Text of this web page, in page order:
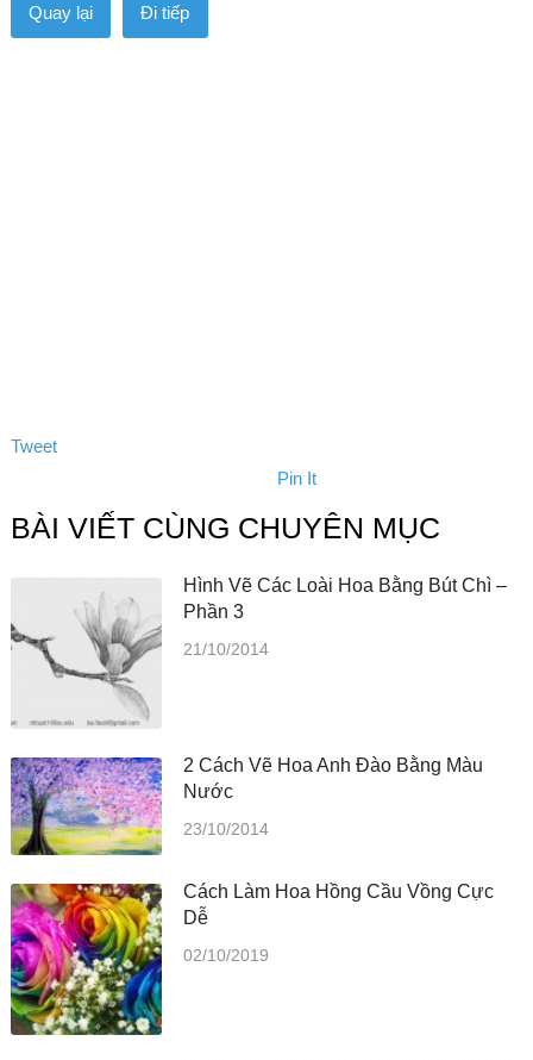
Quay lại Đi tiếp
Tweet
Pin It
BÀI VIẾT CÙNG CHUYÊN MỤC
Hình Vẽ Các Loài Hoa Bằng Bút Chì –
Phần 3
21/10/2014
2 Cách Vẽ Hoa Anh Đào Bằng Màu
Nước
23/10/2014
Cách Làm Hoa Hồng Cầu Vồng Cực
Dễ
02/10/2019